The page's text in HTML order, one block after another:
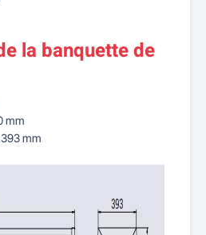
la banquette de
mm
mm